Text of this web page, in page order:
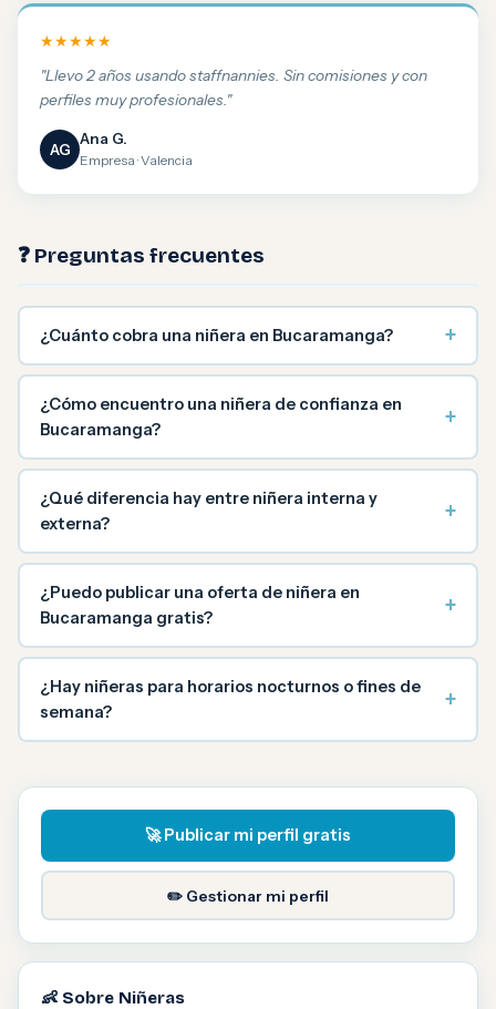
★★★★★
"Llevo 2 años usando staffnannies. Sin comisiones y con
perfiles muy profesionales."
AG
Ana G.
Empresa · Valencia
❓ Preguntas frecuentes
¿Cuánto cobra una niñera en Bucaramanga? +
¿Cómo encuentro una niñera de confianza en
Bucaramanga?
+
¿Qué diferencia hay entre niñera interna y
externa?
+
¿Puedo publicar una oferta de niñera en
Bucaramanga gratis?
+
¿Hay niñeras para horarios nocturnos o fines de
semana?
+
🚀 Publicar mi perfil gratis
✏️ Gestionar mi perfil
👶 Sobre Niñeras